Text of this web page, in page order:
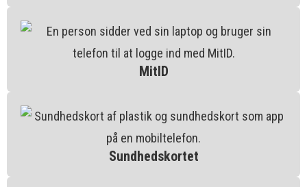
MitID
Sundhedskortet